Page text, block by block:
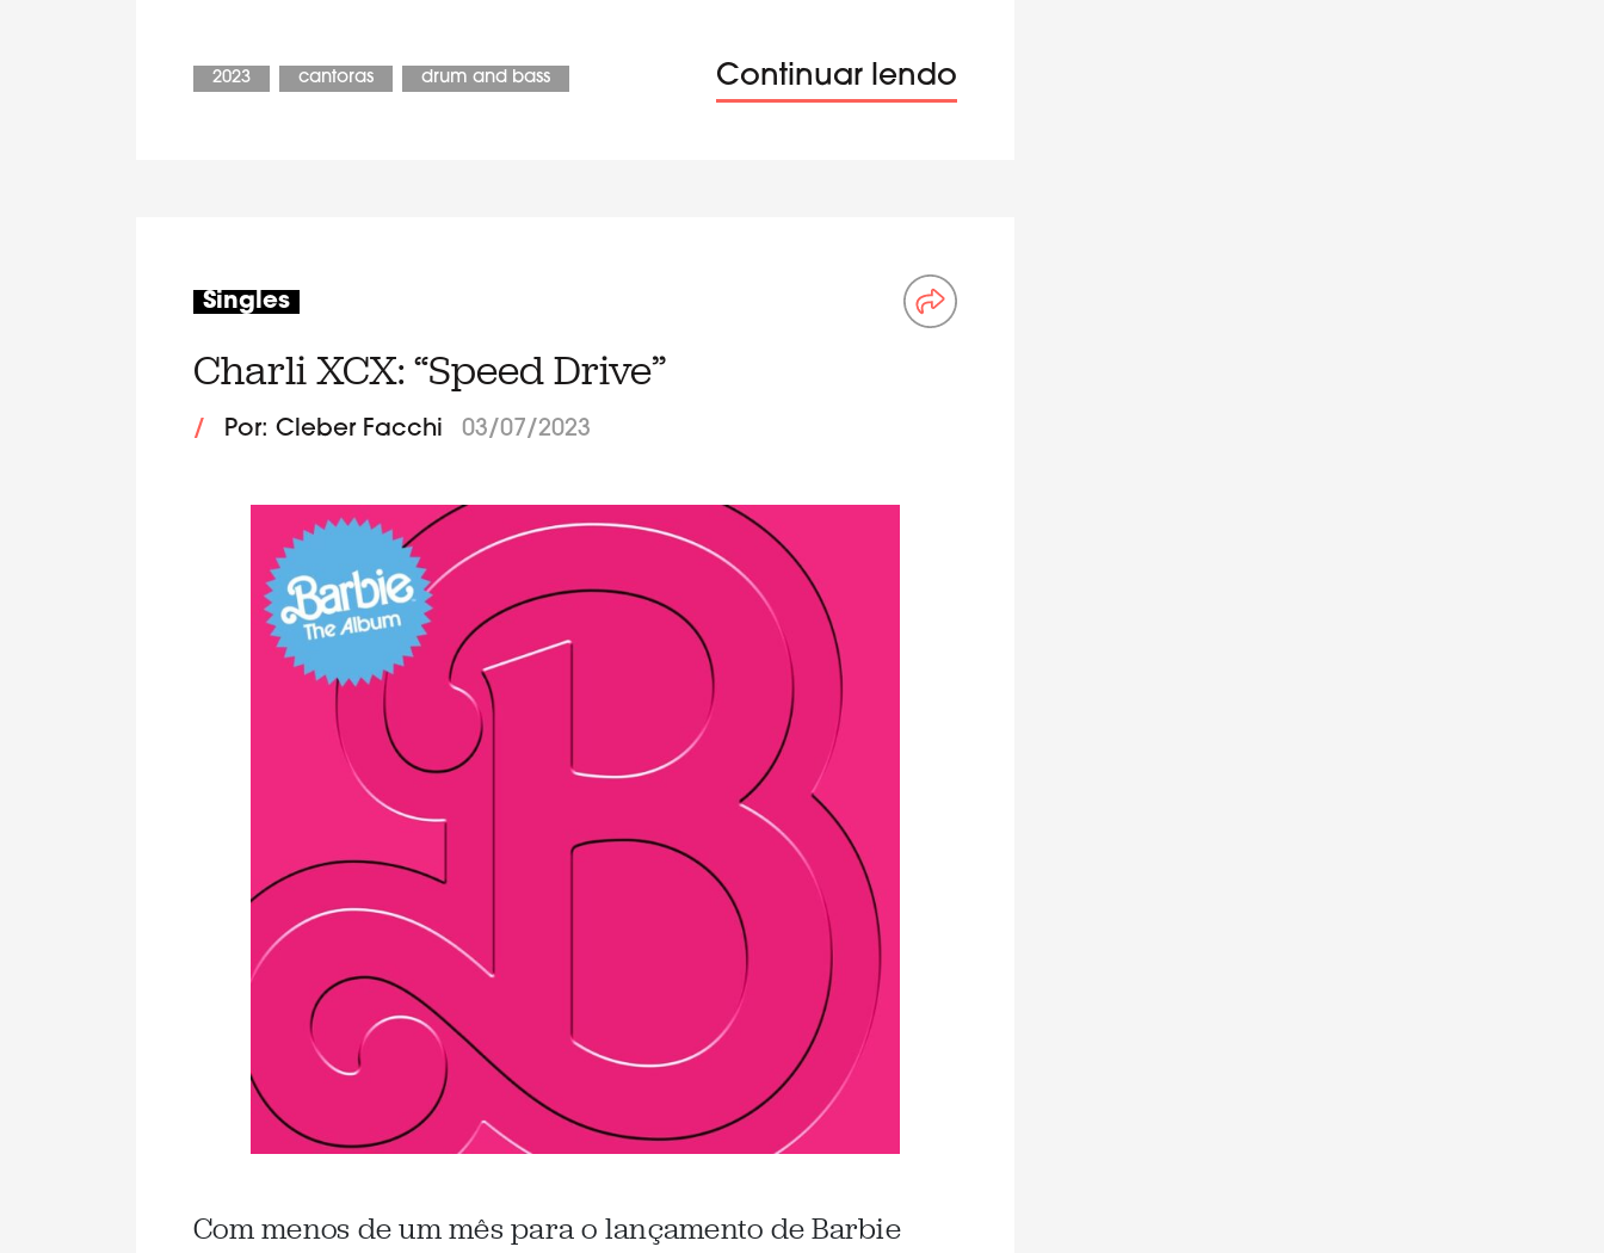
2023 cantoras drum and bass Continuar lendo
Singles
Charli XCX: “Speed Drive”
/ Por: Cleber Facchi 03/07/2023
Com menos de um mês para o lançamento de Barbie